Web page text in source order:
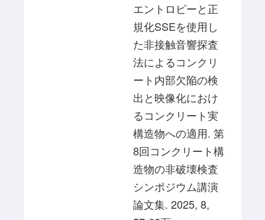
エントロピーと正
規化SSEを使用し
た非接触音響探査
法によるコンクリ
ート内部欠陥の検
出と映像化におけ
るコンクリート実
構造物への適用. 第
8回コンクリート構
造物の非破壊検査
シンポジウム講演
論文集. 2025, 8,